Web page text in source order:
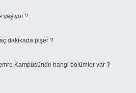
yaşıyor ?
dakikada pişer ?
Kampüsünde hangi bölümler var ?